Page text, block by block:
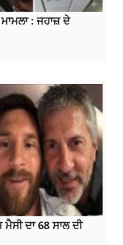
: ਜਹਾਜ਼ ਦੇ
ਦਾ 68 ਸਾਲ ਦੀ